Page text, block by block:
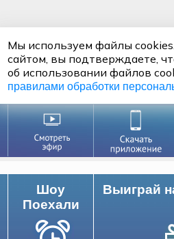
Выиграй
Шоу
Поехали
Мы используем файлы
сайтом, вы подтверждаете,
об использовании файлов
правилами обработки